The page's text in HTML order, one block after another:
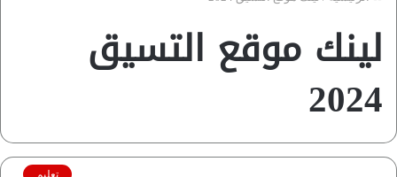
لينك موقع التسيق
2024
تعليم